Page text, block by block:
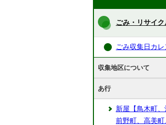
ごみ・リサイ
ごみ収集日カレ
収集地区について
あ行
新屋【鳥木町、
前野町、高美